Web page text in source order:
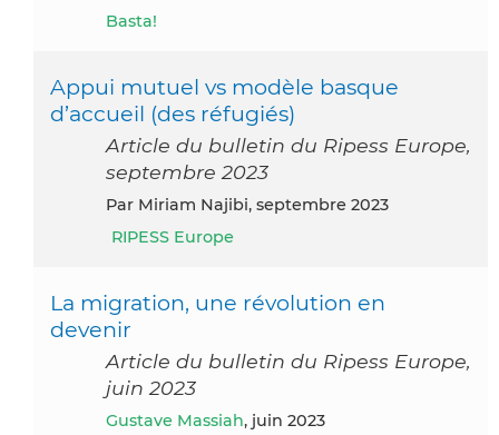
Basta!
Appui mutuel vs modèle basque
d’accueil (des réfugiés)
Article du bulletin du Ripess Europe,
septembre 2023
par Miriam Najibi, septembre 2023
RIPESS Europe
La migration, une révolution en
devenir
Article du bulletin du Ripess Europe,
juin 2023
Gustave Massiah, juin 2023